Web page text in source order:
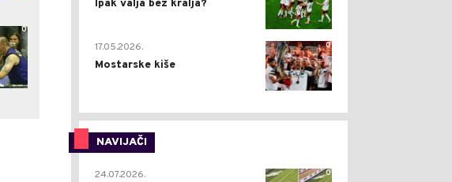
0
Ipak valja bez kralja?
0
17.05.2026.
Mostarske kiše
NAVIJAČI
0
24.07.2026.